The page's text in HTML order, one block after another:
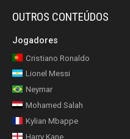
OUTROS CONTEÚDOS
Jogadores
Cristiano Ronaldo
Lionel Messi
Neymar
Mohamed Salah
Kylian Mbappe
Harry Kane